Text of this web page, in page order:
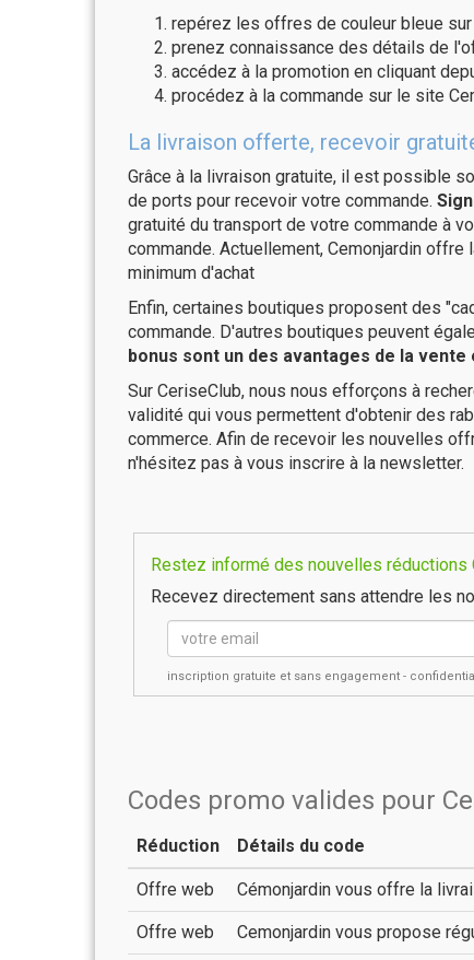
repérez les offres de couleur bleue
prenez connaissance des détails de
accédez à la promotion en cliquant
procédez à la commande sur le site
La livraison offerte, recevoir
Grâce à la livraison gratuite, il est possible
de ports pour recevoir votre commande.
gratuité du transport de votre commande à
commande. Actuellement, Cemonjardin
minimum d'achat
Enfin, certaines boutiques proposent des
commande. D'autres boutiques peuvent
bonus sont un des avantages de la vente
Sur CeriseClub, nous nous efforçons à
validité qui vous permettent d'obtenir des
commerce. Afin de recevoir les nouvelles
n'hésitez pas à vous inscrire à la newsletter.
Restez informé des nouvelles
Recevez directement sans attendre les
inscription gratuite et sans engagement -
Codes promo valides pour
Réduction Détails du code
Offre web Cémonjardin vous offre la
Offre web Cemonjardin vous propose